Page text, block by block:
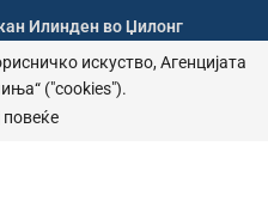
Илинден во Џилонг
црквата „Св. Петка“ во
искуство, Агенцијата
("cookies").
повеќе